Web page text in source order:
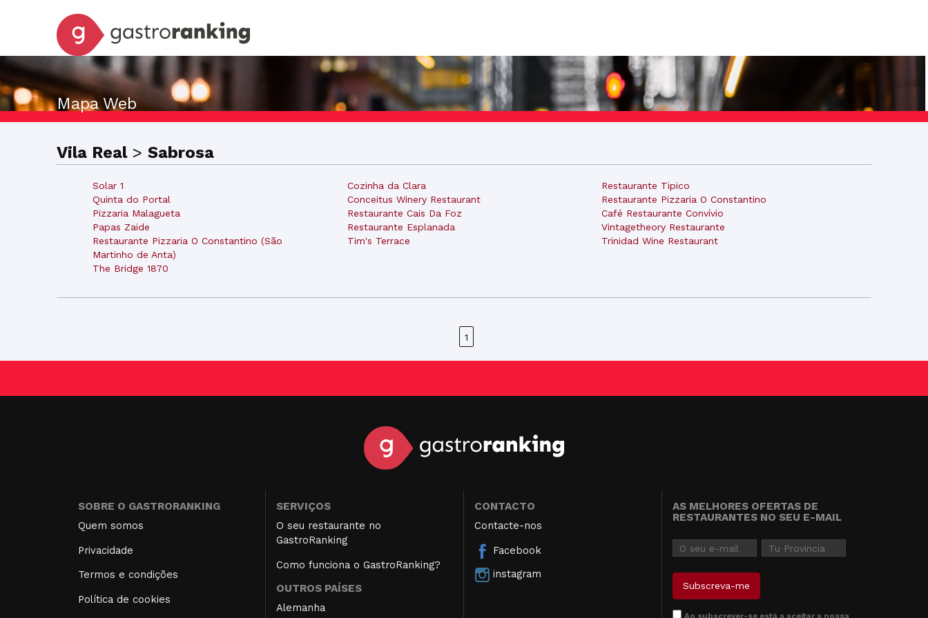
Mapa Web
Vila Real> Sabrosa
Solar 1
Quinta do Portal
Pizzaria Malagueta
Papas Zaide
Restaurante Pizzaria O Constantino (São
Martinho de Anta)
The Bridge 1870
Cozinha da Clara
Conceitus Winery Restaurant
Restaurante Cais Da Foz
Restaurante Esplanada
Tim's Terrace
Restaurante Tipico
Restaurante Pizzaria O Constantino
Café Restaurante Convívio
Vintagetheory Restaurante
Trinidad Wine Restaurant
1
SOBRE O GASTRORANKING
Quem somos
Privacidade
Termos e condições
Política de cookies
SERVIÇOS
O seu restaurante no
GastroRanking
Como funciona o GastroRanking?
OUTROS PAÍSES
Alemanha
CONTACTO
Contacte-nos
Facebook
instagram
AS MELHORES OFERTAS DE
RESTAURANTES NO SEU E-MAIL
Ao subscrever-se está a aceitar a nossa